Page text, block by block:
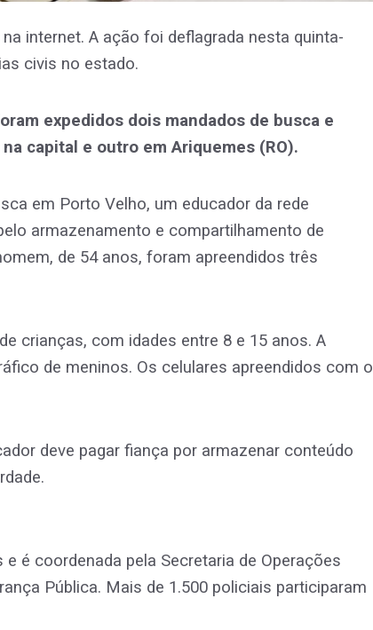
internet. A ação foi deflagrada nesta quinta-
civis no estado.
expedidos dois mandados de busca e
capital e outro em Ariquemes (RO).
em Porto Velho, um educador da rede
armazenamento e compartilhamento de
de 54 anos, foram apreendidos três
crianças, com idades entre 8 e 15 anos. A
de meninos. Os celulares apreendidos com o
deve pagar fiança por armazenar conteúdo
é coordenada pela Secretaria de Operações
Pública. Mais de 1.500 policiais participaram